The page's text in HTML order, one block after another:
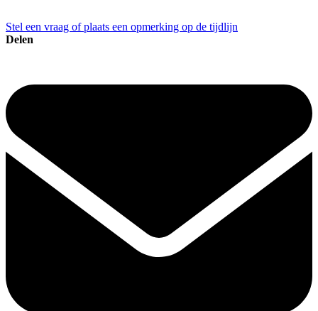
Stel een vraag of plaats een opmerking op de tijdlijn
Delen